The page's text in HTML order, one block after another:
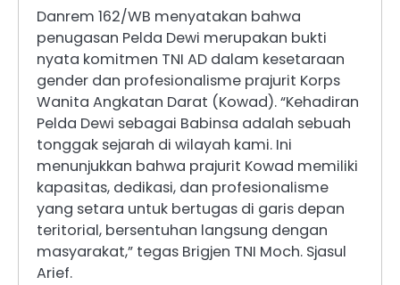
​Danrem 162/WB menyatakan bahwa
penugasan Pelda Dewi merupakan bukti
nyata komitmen TNI AD dalam kesetaraan
gender dan profesionalisme prajurit Korps
Wanita Angkatan Darat (Kowad). ​“Kehadiran
Pelda Dewi sebagai Babinsa adalah sebuah
tonggak sejarah di wilayah kami. Ini
menunjukkan bahwa prajurit Kowad memiliki
kapasitas, dedikasi, dan profesionalisme
yang setara untuk bertugas di garis depan
teritorial, bersentuhan langsung dengan
masyarakat,” tegas Brigjen TNI Moch. Sjasul
Arief.